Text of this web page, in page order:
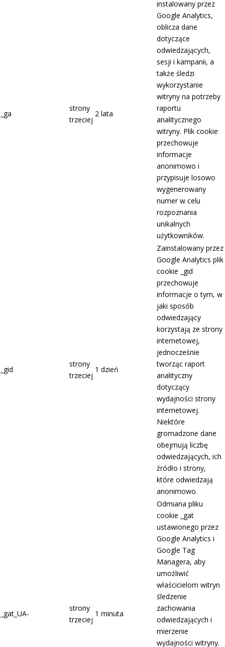
_ga
strony
trzeciej
2 lata
instalowany przez
Google Analytics,
oblicza dane
dotyczące
odwiedzających,
sesji i kampanii, a
także śledzi
wykorzystanie
witryny na potrzeby
raportu
analitycznego
witryny. Plik cookie
przechowuje
informacje
anonimowo i
przypisuje losowo
wygenerowany
numer w celu
rozpoznania
unikalnych
użytkowników.
_gid
strony
trzeciej
1 dzień
Zainstalowany przez
Google Analytics plik
cookie _gid
przechowuje
informacje o tym, w
jaki sposób
odwiedzający
korzystają ze strony
internetowej,
jednocześnie
tworząc raport
analityczny
dotyczący
wydajności strony
internetowej.
Niektóre
gromadzone dane
obejmują liczbę
odwiedzających, ich
źródło i strony,
które odwiedzają
anonimowo.
_gat_UA-
strony
trzeciej
1 minuta
Odmiana pliku
cookie _gat
ustawionego przez
Google Analytics i
Google Tag
Managera, aby
umożliwić
właścicielom witryn
śledzenie
zachowania
odwiedzających i
mierzenie
wydajności witryny.